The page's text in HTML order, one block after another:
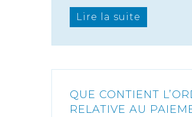
Lire la suite
QUE CONTIENT
RELATIVE AU